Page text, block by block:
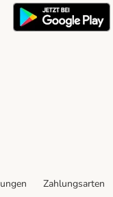
Zahlungsarten